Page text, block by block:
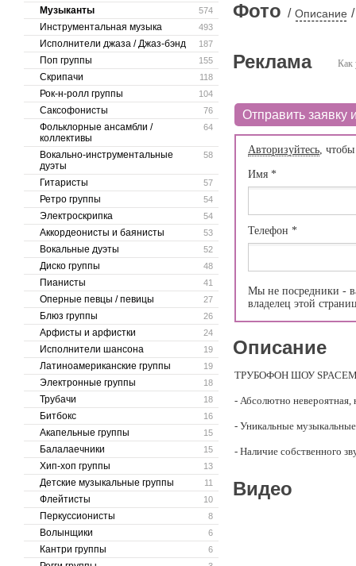
574
Музыканты
493
Инструментальная музыка
187
Исполнители джаза / Джаз-бэнд
155
Поп группы
118
Скрипачи
104
Рок-н-ролл группы
76
Саксофонисты
64
Фольклорные ансамбли /
коллективы
58
Вокально-инструментальные
дуэты
57
Гитаристы
54
Ретро группы
54
Электроскрипка
53
Аккордеонисты и баянисты
52
Вокальные дуэты
48
Диско группы
41
Пианисты
27
Оперные певцы / певицы
26
Блюз группы
24
Арфисты и арфистки
19
Исполнители шансона
19
Латиноамериканские группы
18
Электронные группы
18
Трубачи
16
Битбокс
15
Акапельные группы
15
Балалаечники
13
Хип-хоп группы
11
Детские музыкальные группы
10
Флейтисты
8
Перкуссионисты
6
Волынщики
6
Кантри группы
Фото / Описание /
Как
Реклама
Отправить заявку
Авторизуйтесь,
Имя *
Телефон *
Мы не посредники -
владелец этой
Описание
ТРУБОФОН ШОУ
- Абсолютно невероятная,
- Уникальные
- Наличие собственного
Видео